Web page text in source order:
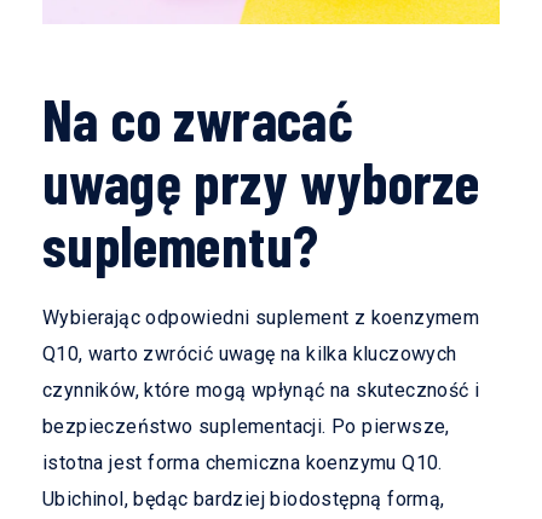
Na co zwracać
uwagę przy wyborze
suplementu?
Wybierając odpowiedni suplement z koenzymem
Q10, warto zwrócić uwagę na kilka kluczowych
czynników, które mogą wpłynąć na skuteczność i
bezpieczeństwo suplementacji. Po pierwsze,
istotna jest forma chemiczna koenzymu Q10.
Ubichinol, będąc bardziej biodostępną formą,